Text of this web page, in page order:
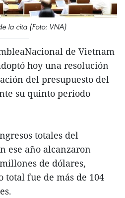
la cita (Foto: VNA)
de Vietnam
hoy una resolución
del presupuesto del
su quinto periodo
totales del
ese año alcanzaron
de dólares,
total fue de más de 104